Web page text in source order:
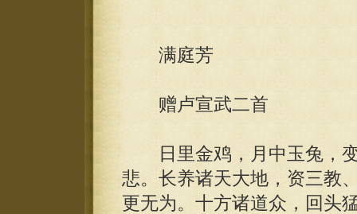
满庭芳
赠卢宣武二首
日里金鸡，月中玉兔，变
悲。长养诸天大地，资三教
更无为。十方诸道众，回头